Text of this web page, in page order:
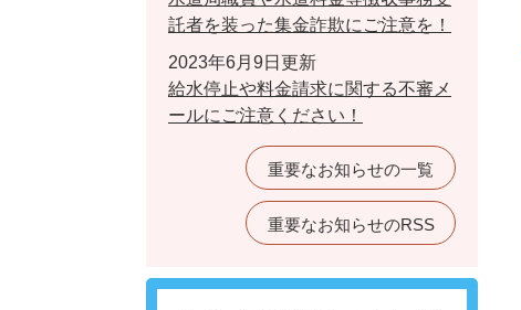
託者を装った集金詐欺にご注意を！
2023年6月9日更新
給水停止や料金請求に関する不審メ
ールにご注意ください！
重要なお知らせの一覧
重要なお知らせのRSS